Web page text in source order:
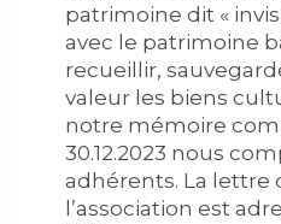
patrimoine dit «
avec le patrimoine
recueillir,
valeur les biens
notre mémoire
30.12.2023 nous
adhérents. La lettre
l’association est